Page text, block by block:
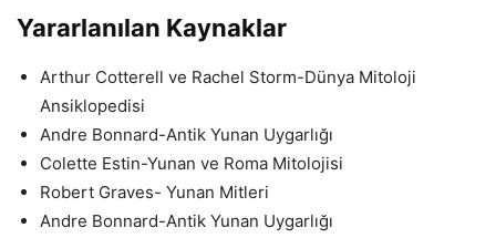
Yararlanılan Kaynaklar
Arthur Cotterell ve Rachel Storm-Dünya Mitoloji
Ansiklopedisi
Andre Bonnard-Antik Yunan Uygarlığı
Colette Estin-Yunan ve Roma Mitolojisi
Robert Graves- Yunan Mitleri
Andre Bonnard-Antik Yunan Uygarlığı